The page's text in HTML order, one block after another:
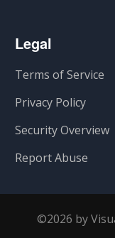
Legal
Terms of Service
Privacy Policy
Security Overview
Report Abuse
©2026 by